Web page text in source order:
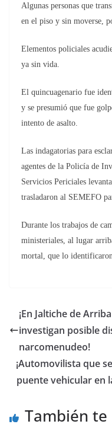
Algunas personas que
en el piso y sin moverse,
Elementos policiales
ya sin vida.
El quincuagenario fue
y se presumió que fue
intento de asalto.
Las indagatorias para
agentes de la Policía de
Servicios Periciales
trasladaron al SEMEFO
Durante los trabajos de
ministeriales, al lugar
mortal, que lo identificaron
¡En Jaltiche de
investigan posible
narcomenudeo!
¡Automovilista que
puente vehicular en
También